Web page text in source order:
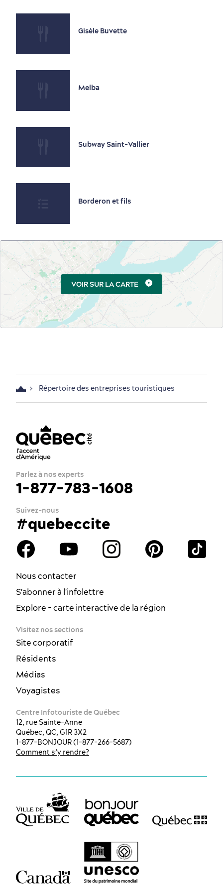
Saisons et climat
Culture animée
Magasinage
En famille
écoresponsable
Gisèle Buvette
Melba
Subway Saint-Vallier
Borderon et fils
VOIR SUR LA CARTE
Répertoire des entreprises touristiques
Parlez à nos experts
1-877-783-1608
Suivez-nous
#quebeccite
Nous contacter
S'abonner à l'infolettre
Explore - carte interactive de la région
Visitez nos sections
Site corporatif
Résidents
Médias
Voyagistes
Centre Infotouriste de Québec
12, rue Sainte-Anne
Québec, QC, G1R 3X2
1-877-BONJOUR (1-877-266-5687)
Comment s’y rendre?